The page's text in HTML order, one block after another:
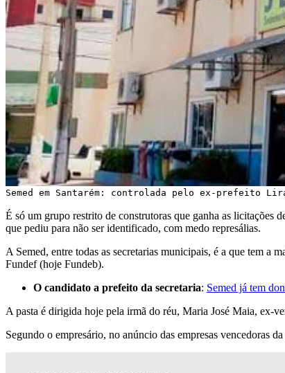
Semed em Santarém: controlada pelo ex-prefeito
É só um grupo restrito de construtoras que ganha as licitações
que pediu para não ser identificado, com medo represálias.
A Semed, entre todas as secretarias municipais, é a que tem
Fundef (hoje Fundeb).
O candidato a prefeito da secretaria: Semed já tem
A pasta é dirigida hoje pela irmã do réu, Maria José Maia, ex-
Segundo o empresário, no anúncio das empresas vencedoras